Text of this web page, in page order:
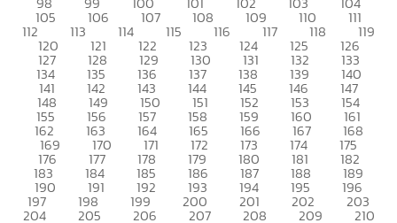
105 106 107 108 109 110 111
112 113 114 115 116 117 118 119
120 121 122 123 124 125 126
127 128 129 130 131 132 133
134 135 136 137 138 139 140
141 142 143 144 145 146 147
148 149 150 151 152 153 154
155 156 157 158 159 160 161
162 163 164 165 166 167 168
169 170 171 172 173 174 175
176 177 178 179 180 181 182
183 184 185 186 187 188 189
190 191 192 193 194 195 196
197 198 199 200 201 202 203
204 205 206 207 208 209 210